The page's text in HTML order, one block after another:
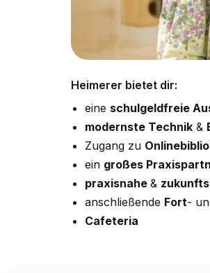
Heimerer bietet dir:
eine schulgeldfreie
modernste Technik &
Zugang zu
ein großes
praxisnahe &
anschließende Fort-
Cafeteria